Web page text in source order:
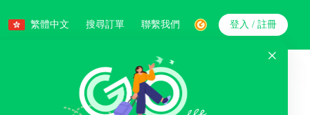
繁體中文 搜尋訂單 聯繫我們 登入 / 註冊
搜索